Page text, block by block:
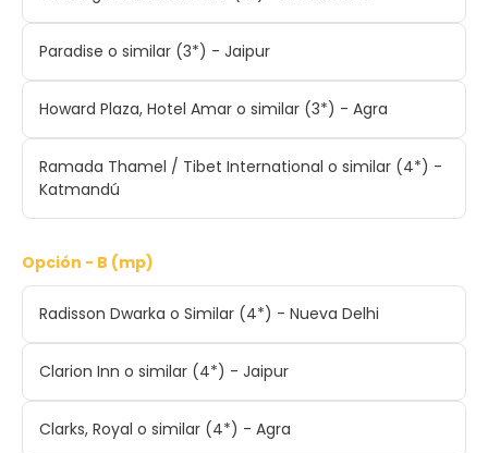
Paradise o similar (3*) - Jaipur
Howard Plaza, Hotel Amar o similar (3*) - Agra
Ramada Thamel / Tibet International o similar (4*) -
Katmandú
Opción - B (mp)
Radisson Dwarka o Similar (4*) - Nueva Delhi
Clarion Inn o similar (4*) - Jaipur
Clarks, Royal o similar (4*) - Agra